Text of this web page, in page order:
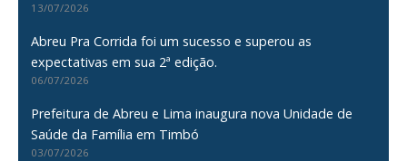
13/07/2026
Abreu Pra Corrida foi um sucesso e superou as
expectativas em sua 2ª edição.
06/07/2026
Prefeitura de Abreu e Lima inaugura nova Unidade de
Saúde da Família em Timbó
03/07/2026